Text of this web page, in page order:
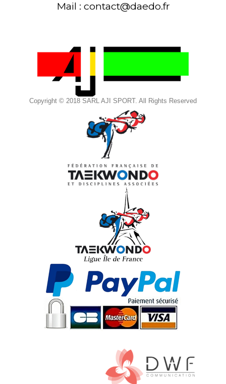
Mail : contact@daedo.fr
Copyright © 2018 SARL AJI SPORT. All Rights Reserved